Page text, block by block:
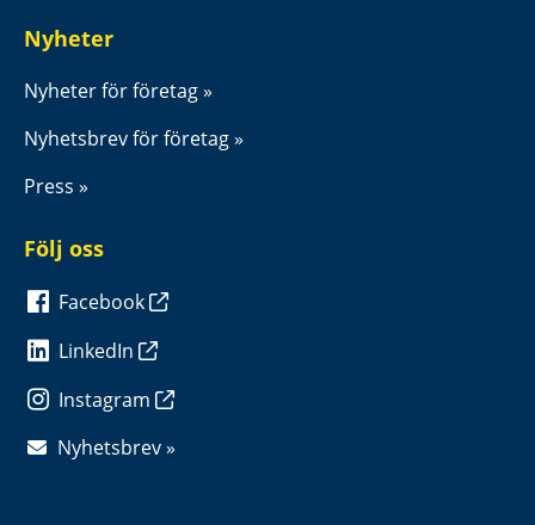
Nyheter
Nyheter för företag
Nyhetsbrev för företag
Press
Följ oss
Facebook
LinkedIn
Instagram
Nyhetsbrev